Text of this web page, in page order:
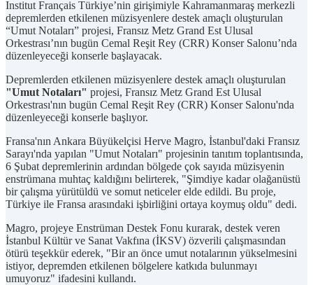
Institut Français Türkiye’nin girişimiyle Kahramanmaraş merkezli
depremlerden etkilenen müzisyenlere destek amaçlı oluşturulan
“Umut Notaları” projesi, Fransız Metz Grand Est Ulusal
Orkestrası’nın bugün Cemal Reşit Rey (CRR) Konser Salonu’nda
düzenleyeceği konserle başlayacak.
Depremlerden etkilenen müzisyenlere destek amaçlı oluşturulan
"Umut Notaları" projesi, Fransız Metz Grand Est Ulusal
Orkestrası'nın bugün Cemal Reşit Rey (CRR) Konser Salonu'nda
düzenleyeceği konserle başlıyor.
Fransa'nın Ankara Büyükelçisi Herve Magro, İstanbul'daki Fransız
Sarayı'nda yapılan "Umut Notaları" projesinin tanıtım toplantısında,
6 Şubat depremlerinin ardından bölgede çok sayıda müzisyenin
enstrümana muhtaç kaldığını belirterek, "Şimdiye kadar olağanüstü
bir çalışma yürütüldü ve somut neticeler elde edildi. Bu proje,
Türkiye ile Fransa arasındaki işbirliğini ortaya koymuş oldu" dedi.
Magro, projeye Enstrüman Destek Fonu kurarak, destek veren
İstanbul Kültür ve Sanat Vakfına (İKSV) özverili çalışmasından
ötürü teşekkür ederek, "Bir an önce umut notalarının yükselmesini
istiyor, depremden etkilenen bölgelere katkıda bulunmayı
umuyoruz" ifadesini kullandı.